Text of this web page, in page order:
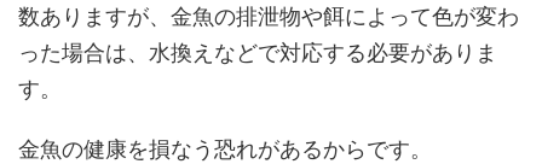
数ありますが、金魚の排泄物や餌によって色が変わ
った場合は、水換えなどで対応する必要がありま
す。
金魚の健康を損なう恐れがあるからです。